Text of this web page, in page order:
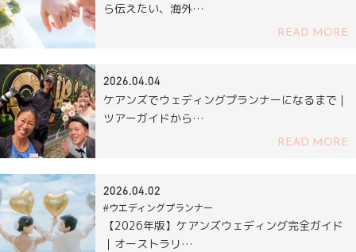
ら伝えたい、海外…
READ MORE
2026.04.04
ケアンズでウェディングプランナーになるまで｜
ツアーガイドから…
READ MORE
2026.04.02
#ウエディングプランナー
【2026年版】ケアンズウェディング完全ガイド
｜オーストラリ…